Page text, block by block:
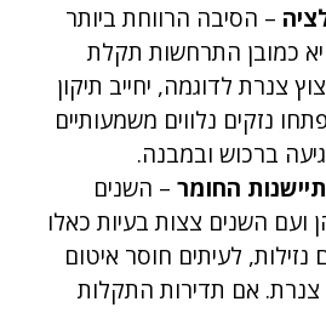
– הסיבה הרווחת ביותר
כמובן התרחשות תקלת
צנרת לדוגמה, יחייב תיקון
נזקים נלווים משמעותיים
ברכוש ובמבנה.
החומר – השנים
ועם השנים צצות בעיות כאלו
נזילות, לעיתים חוסר איטום
צנרת. אם תדירות התקלות